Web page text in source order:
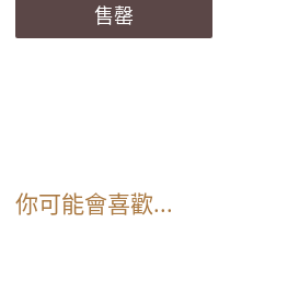
售罄
你可能會喜歡...